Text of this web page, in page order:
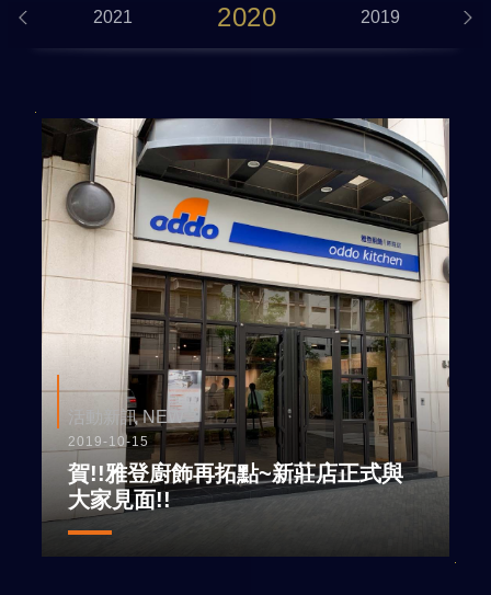
2021 2020 2019
活動新訊 NEW
2019-10-15
賀!!雅登廚飾再拓點~新莊店正式與
大家見面!!